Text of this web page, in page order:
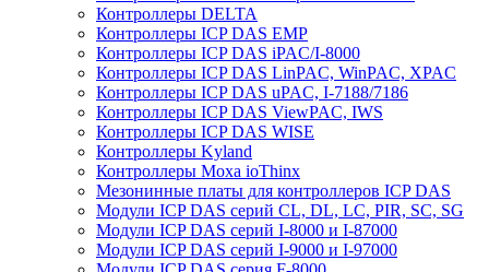
Контроллеры DELTA
Контроллеры ICP DAS EMP
Контроллеры ICP DAS iPAC/I-8000
Контроллеры ICP DAS LinPAC, WinPAC, XPAC
Контроллеры ICP DAS uPAC, I-7188/7186
Контроллеры ICP DAS ViewPAC, IWS
Контроллеры ICP DAS WISE
Контроллеры Kyland
Контроллеры Moxa ioThinx
Мезонинные платы для контроллеров ICP DAS
Модули ICP DAS серий CL, DL, LC, PIR, SC, SG
Модули ICP DAS серий I-8000 и I-87000
Модули ICP DAS серий I-9000 и I-97000